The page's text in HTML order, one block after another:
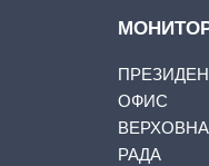
ОФИС
РАДА